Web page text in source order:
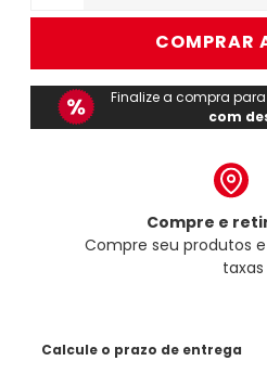
COMPRAR
Finalize a compra
com
Compre e
Compre seu produtos
taxas